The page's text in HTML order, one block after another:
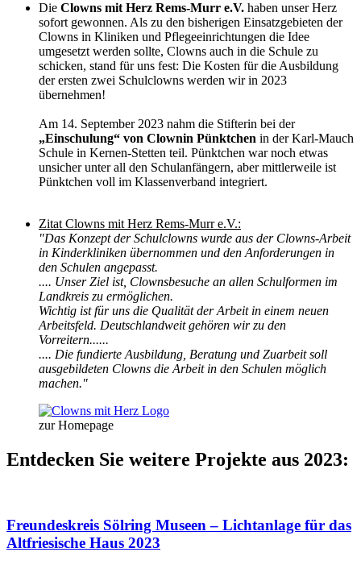
Die Clowns mit Herz Rems-Murr e.V. haben unser Herz
sofort gewonnen. Als zu den bisherigen Einsatzgebieten der
Clowns in Kliniken und Pflegeeinrichtungen die Idee
umgesetzt werden sollte, Clowns auch in die Schule zu
schicken, stand für uns fest: Die Kosten für die Ausbildung
der ersten zwei Schulclowns werden wir in 2023
übernehmen!
Am 14. September 2023 nahm die Stifterin bei der
„Einschulung“ von Clownin Pünktchen in der Karl-Mauch
Schule in Kernen-Stetten teil. Pünktchen war noch etwas
unsicher unter all den Schulanfängern, aber mittlerweile ist
Pünktchen voll im Klassenverband integriert.
Zitat Clowns mit Herz Rems-Murr e.V.:
"Das Konzept der Schulclowns wurde aus der Clowns-Arbeit
in Kinderkliniken übernommen und den Anforderungen in
den Schulen angepasst.
.... Unser Ziel ist, Clownsbesuche an allen Schulformen im
Landkreis zu ermöglichen.
Wichtig ist für uns die Qualität der Arbeit in einem neuen
Arbeitsfeld. Deutschlandweit gehören wir zu den
Vorreitern......
.... Die fundierte Ausbildung, Beratung und Zuarbeit soll
ausgebildeten Clowns die Arbeit in den Schulen möglich
machen."
zur Homepage
Entdecken Sie weitere Projekte aus 2023:
Freundeskreis Sölring Museen – Lichtanlage für das
Altfriesische Haus 2023